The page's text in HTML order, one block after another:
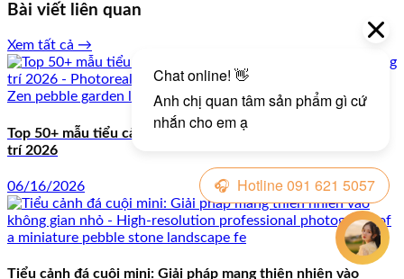
Bài viết liên quan
Xem tất cả →
Top 50+ mẫu tiểu cảnh đá cuội đẹp dẫn đầu xu hướng trang
trí 2026
06/16/2026
Tiểu cảnh đá cuội mini: Giải pháp mang thiên nhiên vào